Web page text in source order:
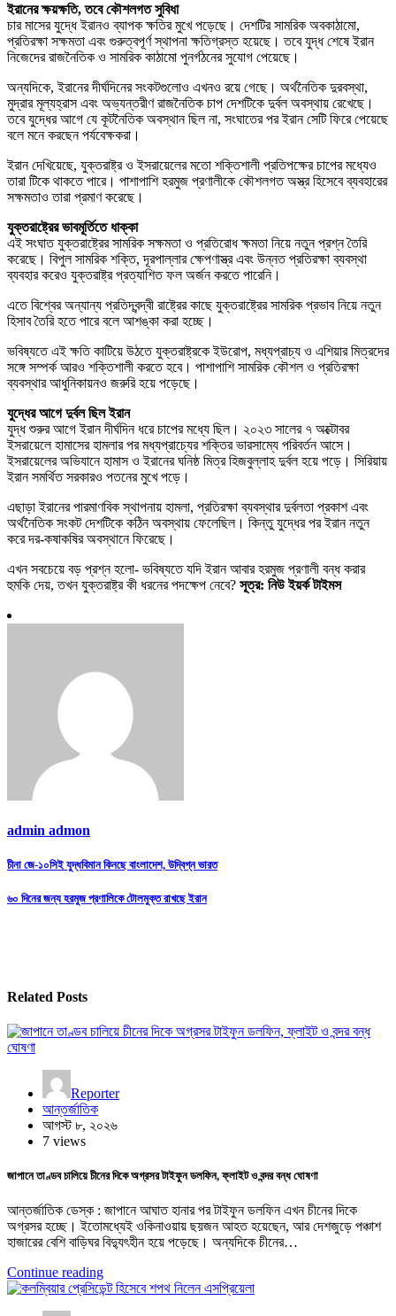
ইরানের ক্ষয়ক্ষতি, তবে কৌশলগত সুবিধা
চার মাসের যুদ্ধে ইরানও ব্যাপক ক্ষতির মুখে পড়েছে। দেশটির সামরিক অবকাঠামো,
প্রতিরক্ষা সক্ষমতা এবং গুরুত্বপূর্ণ স্থাপনা ক্ষতিগ্রস্ত হয়েছে। তবে যুদ্ধ শেষে ইরান
নিজেদের রাজনৈতিক ও সামরিক কাঠামো পুনর্গঠনের সুযোগ পেয়েছে।
অন্যদিকে, ইরানের দীর্ঘদিনের সংকটগুলোও এখনও রয়ে গেছে। অর্থনৈতিক দুরবস্থা,
মুদ্রার মূল্যহ্রাস এবং অভ্যন্তরীণ রাজনৈতিক চাপ দেশটিকে দুর্বল অবস্থায় রেখেছে।
তবে যুদ্ধের আগে যে কূটনৈতিক অবস্থান ছিল না, সংঘাতের পর ইরান সেটি ফিরে পেয়েছে
বলে মনে করছেন পর্যবেক্ষকরা।
ইরান দেখিয়েছে, যুক্তরাষ্ট্র ও ইসরায়েলের মতো শক্তিশালী প্রতিপক্ষের চাপের মধ্যেও
তারা টিকে থাকতে পারে। পাশাপাশি হরমুজ প্রণালীকে কৌশলগত অস্ত্র হিসেবে ব্যবহারের
সক্ষমতাও তারা প্রমাণ করেছে।
যুক্তরাষ্ট্রের ভাবমূর্তিতে ধাক্কা
এই সংঘাত যুক্তরাষ্ট্রের সামরিক সক্ষমতা ও প্রতিরোধ ক্ষমতা নিয়ে নতুন প্রশ্ন তৈরি
করেছে। বিপুল সামরিক শক্তি, দূরপাল্লার ক্ষেপণাস্ত্র এবং উন্নত প্রতিরক্ষা ব্যবস্থা
ব্যবহার করেও যুক্তরাষ্ট্র প্রত্যাশিত ফল অর্জন করতে পারেনি।
এতে বিশ্বের অন্যান্য প্রতিদ্বন্দ্বী রাষ্ট্রের কাছে যুক্তরাষ্ট্রের সামরিক প্রভাব নিয়ে নতুন
হিসাব তৈরি হতে পারে বলে আশঙ্কা করা হচ্ছে।
ভবিষ্যতে এই ক্ষতি কাটিয়ে উঠতে যুক্তরাষ্ট্রকে ইউরোপ, মধ্যপ্রাচ্য ও এশিয়ার মিত্রদের
সঙ্গে সম্পর্ক আরও শক্তিশালী করতে হবে। পাশাপাশি সামরিক কৌশল ও প্রতিরক্ষা
ব্যবস্থার আধুনিকায়নও জরুরি হয়ে পড়েছে।
যুদ্ধের আগে দুর্বল ছিল ইরান
যুদ্ধ শুরুর আগে ইরান দীর্ঘদিন ধরে চাপের মধ্যে ছিল। ২০২৩ সালের ৭ অক্টোবর
ইসরায়েলে হামাসের হামলার পর মধ্যপ্রাচ্যের শক্তির ভারসাম্যে পরিবর্তন আসে।
ইসরায়েলের অভিযানে হামাস ও ইরানের ঘনিষ্ঠ মিত্র হিজবুল্লাহ দুর্বল হয়ে পড়ে। সিরিয়ায়
ইরান সমর্থিত সরকারও পতনের মুখে পড়ে।
এছাড়া ইরানের পারমাণবিক স্থাপনায় হামলা, প্রতিরক্ষা ব্যবস্থার দুর্বলতা প্রকাশ এবং
অর্থনৈতিক সংকট দেশটিকে কঠিন অবস্থায় ফেলেছিল। কিন্তু যুদ্ধের পর ইরান নতুন
করে দর-কষাকষির অবস্থানে ফিরেছে।
এখন সবচেয়ে বড় প্রশ্ন হলো- ভবিষ্যতে যদি ইরান আবার হরমুজ প্রণালী বন্ধ করার
হুমকি দেয়, তখন যুক্তরাষ্ট্র কী ধরনের পদক্ষেপ নেবে? সূত্র: নিউ ইয়র্ক টাইমস
admin admon
Post
navigation
চীনা জে-১০সিই যুদ্ধবিমান কিনছে বাংলাদেশ, উদ্বিগ্ন ভারত
৬০ দিনের জন্য হরমুজ প্রণালিকে টোলমুক্ত রাখছে ইরান
Related Posts
Reporter
আন্তর্জাতিক
আগস্ট ৮, ২০২৬
7 views
জাপানে তাণ্ডব চালিয়ে চীনের দিকে অগ্রসর টাইফুন ডলফিন, ফ্লাইট ও বন্দর বন্ধ ঘোষণা
আন্তর্জাতিক ডেস্ক : জাপানে আঘাত হানার পর টাইফুন ডলফিন এখন চীনের দিকে
অগ্রসর হচ্ছে। ইতোমধ্যেই ওকিনাওয়ায় ছয়জন আহত হয়েছেন, আর দেশজুড়ে পঞ্চাশ
হাজারের বেশি বাড়িঘর বিদ্যুৎহীন হয়ে পড়েছে। অন্যদিকে চীনের…
Continue reading